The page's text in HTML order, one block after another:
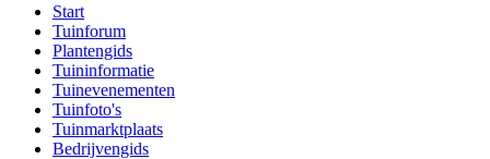
Start
Tuinforum
Plantengids
Tuininformatie
Tuinevenementen
Tuinfoto's
Tuinmarktplaats
Bedrijvengids